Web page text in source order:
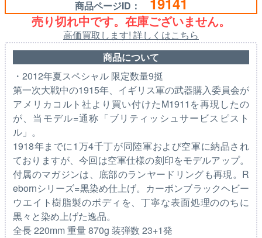
商品ページID：
売り切れ中です。在庫ございません。
高価買取します! 詳しくはこちら
商品について
・2012年夏スペシャル 限定数量9挺
第一次大戦中の1915年、イギリス軍の武器購入委員会が
アメリカコルト社より買い付けたM1911を再現したの
が、当モデル=通称「ブリティッシュサービスピスト
ル」。
1918年までに1万4千丁が同陸軍および空軍に納品され
ておりますが、今回は空軍仕様の刻印をモデルアップ。
付属のマガジンは、底部のランヤードリングも再現。R
ebornシリーズ=黒染め仕上げ。カーボンブラックヘビー
ウエイト樹脂製のボディを、丁寧な表面処理ののちに
黒々と染め上げた逸品。
全長 220mm 重量 870g 装弾数 23+1発